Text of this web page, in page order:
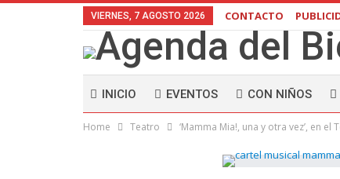
VIERNES, 7 AGOSTO 2026 CONTACTO
INICIO EVENTOS CON NIÑOS
Home Teatro ‘Mamma Mia!, una y otra vez’, en